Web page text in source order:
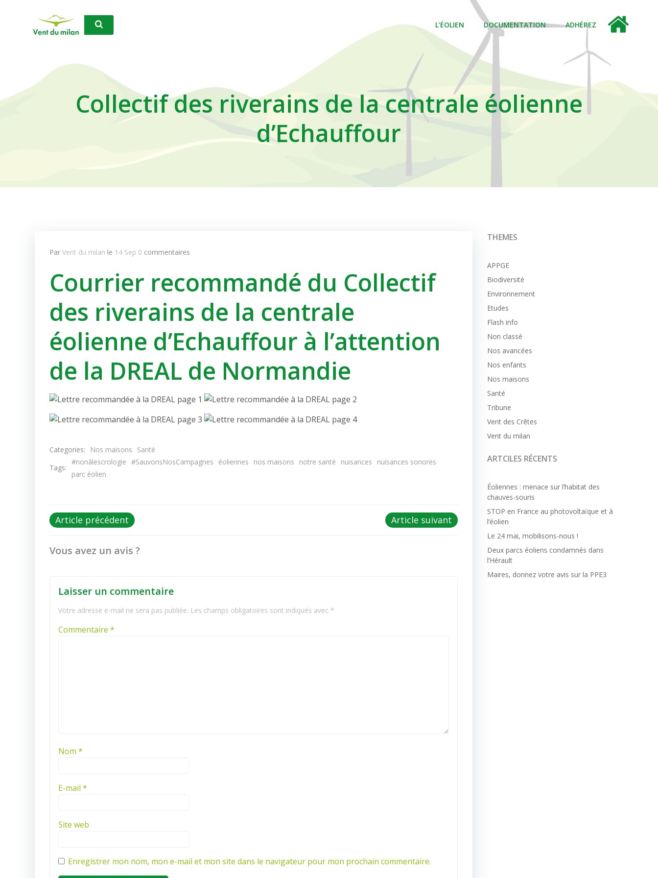
L’ÉOLIEN DOCUMENTATION ADHÉREZ
Collectif des riverains de la centrale éolienne
d’Echauffour
Par Vent du milan le 14 Sep 0 commentaires
Courrier recommandé du Collectif
des riverains de la centrale
éolienne d’Echauffour à l’attention
de la DREAL de Normandie
Categories: Nos maisons
Santé
Tags:
#nonàlescrologie #SauvonsNosCampagnes éoliennes nos maisons notre santé nuisances
nuisances sonores
parc éolien
Post
Article précédent Article suivant
Vous avez un avis ?
Laisser un commentaire
Votre adresse e-mail ne sera pas publiée. Les champs obligatoires sont indiqués avec *
Commentaire *
Nom *
E-mail *
Site web
Enregistrer mon nom, mon e-mail et mon site dans le navigateur pour mon prochain commentaire.
THEMES
APPGE
Biodiversité
Environnement
Etudes
Flash info
Non classé
Nos avancées
Nos enfants
Nos maisons
Santé
Tribune
Vent des Crêtes
Vent du milan
ARTCILES RÉCENTS
Éoliennes : menace sur l’habitat des
chauves-souris
STOP en France au photovoltaïque et à
l’éolien
Le 24 mai, mobilisons-nous !
Deux parcs éoliens condamnés dans
l’Hérault
Maires, donnez votre avis sur la PPE3